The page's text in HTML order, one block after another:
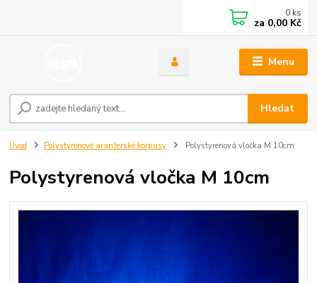
Menu
Hledat
0 ks
za 0,00 Kč
Úvod Polystyrenové aranžerské korpusy Polystyrenová vločka M 10cm
Polystyrenová vločka M 10cm